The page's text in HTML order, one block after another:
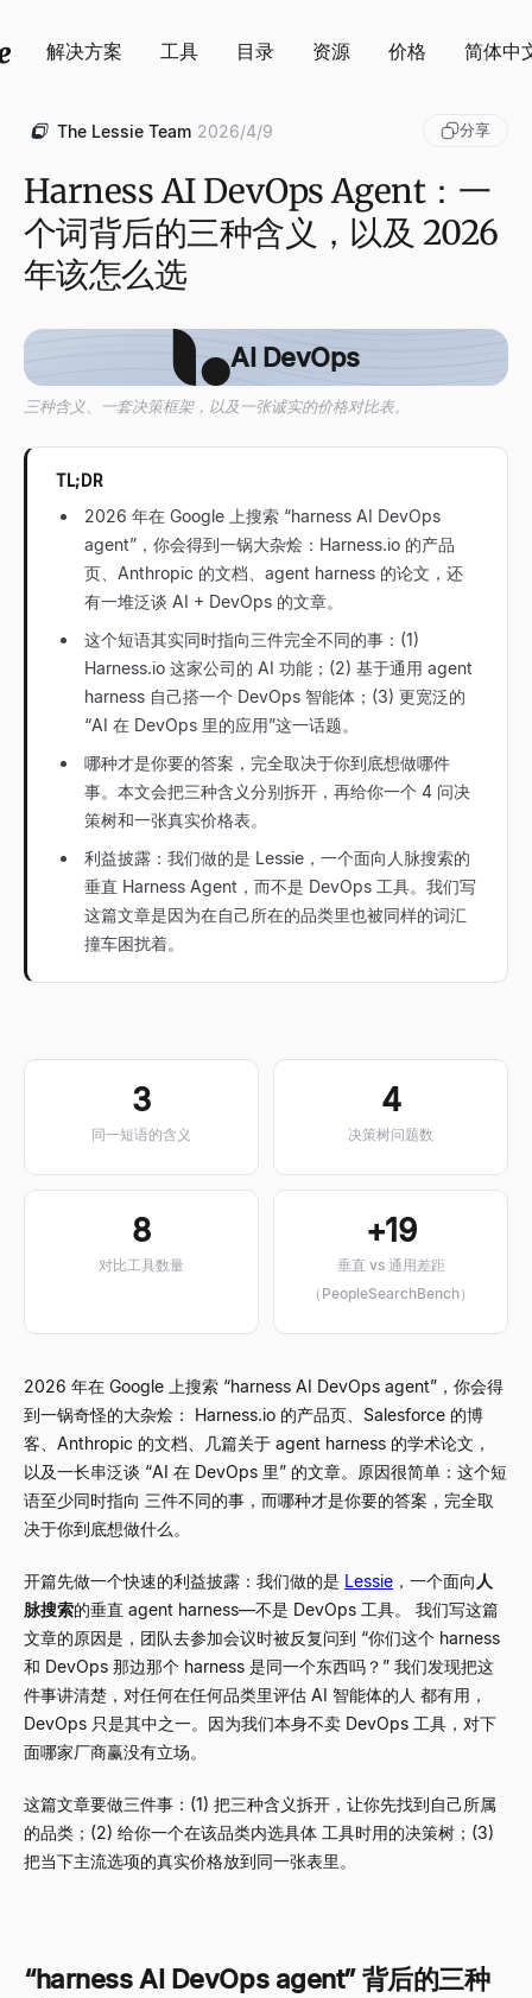
解决方案 工具 目录 资源 价格 简体中
The Lessie Team 2026/4/9 分享
Harness AI DevOps Agent：一
个词背后的三种含义，以及 2026
年该怎么选
AI DevOps
三种含义、一套决策框架，以及一张诚实的价格对比表。
TL;DR
2026 年在 Google 上搜索 “harness AI DevOps
agent”，你会得到一锅大杂烩：Harness.io 的产品
页、Anthropic 的文档、agent harness 的论文，还
有一堆泛谈 AI + DevOps 的文章。
这个短语其实同时指向三件完全不同的事：(1)
Harness.io 这家公司的 AI 功能；(2) 基于通用 agent
harness 自己搭一个 DevOps 智能体；(3) 更宽泛的
“AI 在 DevOps 里的应用”这一话题。
哪种才是你要的答案，完全取决于你到底想做哪件
事。本文会把三种含义分别拆开，再给你一个 4 问决
策树和一张真实价格表。
利益披露：我们做的是 Lessie，一个面向人脉搜索的
垂直 Harness Agent，而不是 DevOps 工具。我们写
这篇文章是因为在自己所在的品类里也被同样的词汇
撞车困扰着。
3
同一短语的含义
4
决策树问题数
8
对比工具数量
+19
垂直 vs 通用差距
（PeopleSearchBench）
2026 年在 Google 上搜索 “harness AI DevOps agent” ，你会得
到一锅奇怪的大杂烩： Harness.io 的产品页、Salesforce 的博
客、Anthropic 的文档、几篇关于 agent harness 的学术论文，
以及一长串泛谈 “AI 在 DevOps 里” 的文章。原因很简单：这个短
语至少同时指向 三件不同的事，而哪种才是你要的答案，完全取
决于你到底想做什么。
开篇先做一个快速的利益披露：我们做的是 Lessie ，一个面向 人
脉搜索的垂直 agent harness—不是 DevOps 工具。 我们写这篇
文章的原因是，团队去参加会议时被反复问到 “你们这个 harness
和 DevOps 那边那个 harness 是同一个东西吗？ ” 我们发现把这
件事讲清楚，对任何在任何品类里评估 AI 智能体的人 都有用，
DevOps 只是其中之一。因为我们本身不卖 DevOps 工具，对下
面哪家厂商赢没有立场。
这篇文章要做三件事：(1) 把三种含义拆开，让你先找到自己所属
的品类；(2) 给你一个在该品类内选具体 工具时用的决策树；(3)
把当下主流选项的真实价格放到同一张表里。
“harness AI DevOps agent”背后的三种